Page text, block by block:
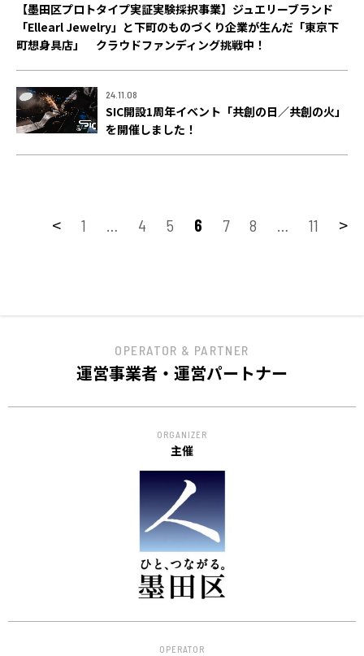
【墨田区プロトタイプ実証実験採択事業】ジュエリーブランド
「Ellearl Jewelry」と下町のものづくり企業が生んだ「東京下
町想身具店」 クラウドファンディング挑戦中！
24.11.08
SIC開設1周年イベント「共創の日／共創の火」
を開催しました！
< 1 … 4 5 6 7 8 … 11 >
OPERATOR & PARTNER
運営事業者・運営パートナー
ORGANIZER
主催
OPERATOR